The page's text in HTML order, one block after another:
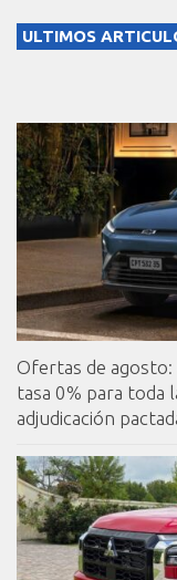
ULTIMOS
Ofertas de
tasa 0% para toda
adjudicación